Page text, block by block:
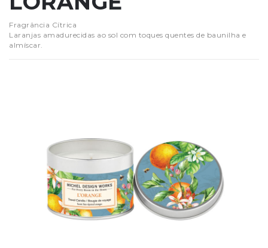
Fragrância Cítrica
Laranjas amadurecidas ao sol com toques quentes de baunilha e
almíscar.